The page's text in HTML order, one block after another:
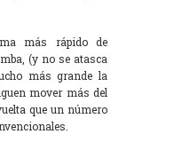
más rápido de
(y no se atasca
más grande la
mover más del
que un número